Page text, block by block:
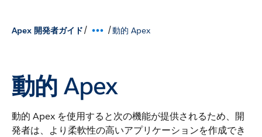
Apex 開発者ガイド/ /動的 Apex
動的 Apex
動的 Apex を使用すると次の機能が提供されるため、開
発者は、より柔軟性の高いアプリケーションを作成でき